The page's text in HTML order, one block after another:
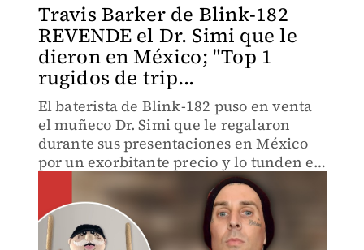
Travis Barker de Blink-182
REVENDE el Dr. Simi que le
dieron en México; "Top 1
rugidos de trip...
El baterista de Blink-182 puso en venta
el muñeco Dr. Simi que le regalaron
durante sus presentaciones en México
por un exorbitante precio y lo tunden en